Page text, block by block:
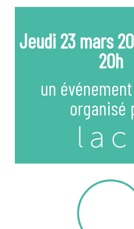
Jeudi 23 mars
20h
un
organisé